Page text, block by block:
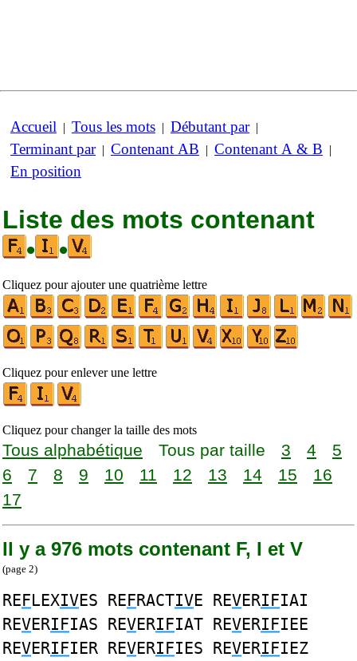
Accueil | Tous les mots | Débutant par|
Terminant par| Contenant AB | Contenant A & B |
En position
Liste des mots contenant
•
•
Cliquez pour ajouter une quatrième lettre
Cliquez pour enlever une lettre
Cliquez pour changer la taille des mots
Tous alphabétique Tous par taille 3 4
5
6
7 8 9 10 11 12 13 14 15
16
17
Il y a 976 mots contenant F, I et V
(page 2)
REFLEXIVES REFRACTIVE REVERIFIAI
REVERIFIAS REVERIFIAT REVERIFIEE
REVERIFIER REVERIFIES REVERIFIEZ